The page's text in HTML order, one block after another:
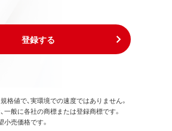
登録する
値で、実環境での速度ではありません。
般に各社の商標または登録商標です。
売価格です。